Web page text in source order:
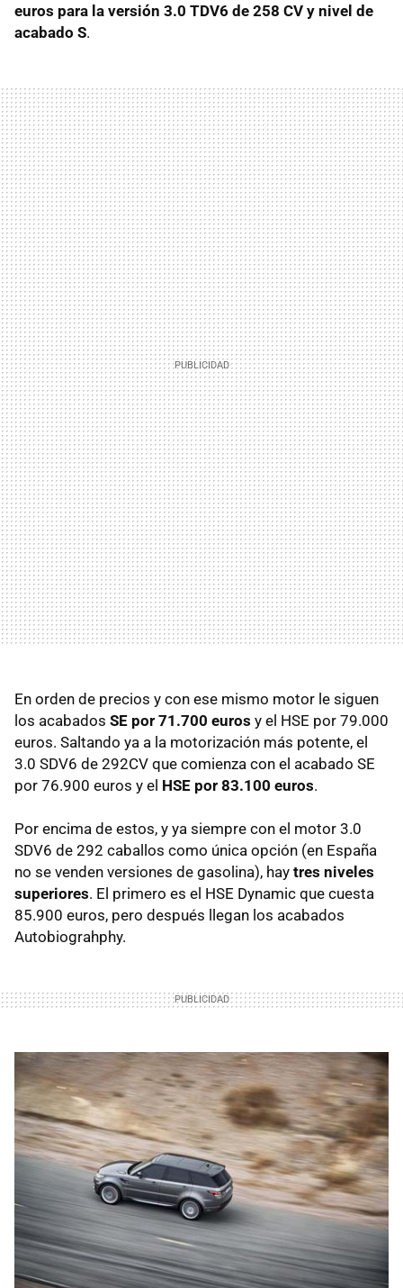
euros para la versión 3.0 TDV6 de 258 CV y nivel de
acabado S.
En orden de precios y con ese mismo motor le siguen
los acabados SE por 71.700 euros y el HSE por 79.000
euros. Saltando ya a la motorización más potente, el
3.0 SDV6 de 292CV que comienza con el acabado SE
por 76.900 euros y el HSE por 83.100 euros.
Por encima de estos, y ya siempre con el motor 3.0
SDV6 de 292 caballos como única opción (en España
no se venden versiones de gasolina), hay tres niveles
superiores. El primero es el HSE Dynamic que cuesta
85.900 euros, pero después llegan los acabados
Autobiograhphy.